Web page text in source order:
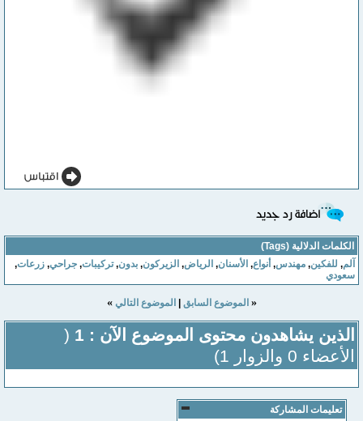
الكلمات الدلالية (Tags)
آلم,للفكين,مهندس ,أنواع,الأسنان,الرياض ,الزيركون,بدون,تركيبات,جراحي ,زرعات,
سعودي
« الموضوع السابق|الموضوع التالي »
الذين يشاهدون محتوى الموضوع الآن : 1
(
الأعضاء 0 والزوار 1)
تعليمات المشاركة